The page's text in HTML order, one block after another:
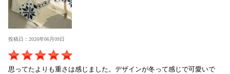
投稿日：2026年06月09日
思ってたよりも重さは感じました。デザインが冬って感じで可愛いで